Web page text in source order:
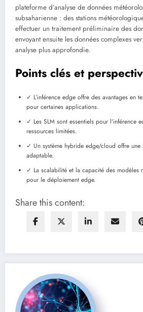
plateforme d’analyse de données
subsaharienne : des stations
effectuer un traitement préliminaire des
envoyant ensuite les données complexes
analyse plus approfondie.
Points clés et
✓ L’inférence edge offre des avantages en
pour certaines applications.
✓ Les SLM sont essentiels pour l’inférence
ressources limitées.
✓ Un système hybride edge/cloud offre
adaptable.
✓ La scalabilité et la capacité des modèles
pour le déploiement edge.
Share this content: